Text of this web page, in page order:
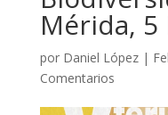
Mérida, 5
por Daniel López|
Comentarios